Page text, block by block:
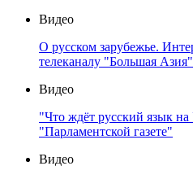
Видео
О русском зарубежье.
телеканалу "Большая Азия"
Видео
"Что ждёт русский язык
"Парламентской газете"
Видео